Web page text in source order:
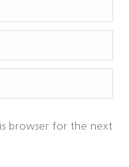
browser for the next